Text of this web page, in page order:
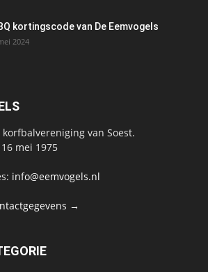
kortingscode van De Eemvogels
2024
korfbalvereniging van Soest.
mei 1975
info@eemvogels.nl
→